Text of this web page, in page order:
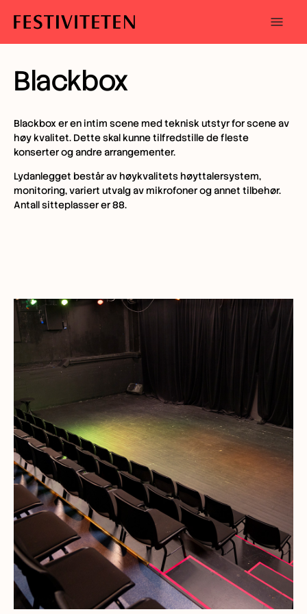
innhold
navigasjon
menuÅpne/
Blackbox
Blackbox er en intim scene med teknisk utstyr for scene av
høy kvalitet. Dette skal kunne tilfredstille de fleste
konserter og andre arrangementer.
Lydanlegget består av høykvalitets høyttalersystem,
monitoring, variert utvalg av mikrofoner og annet tilbehør.
Antall sitteplasser er 88.